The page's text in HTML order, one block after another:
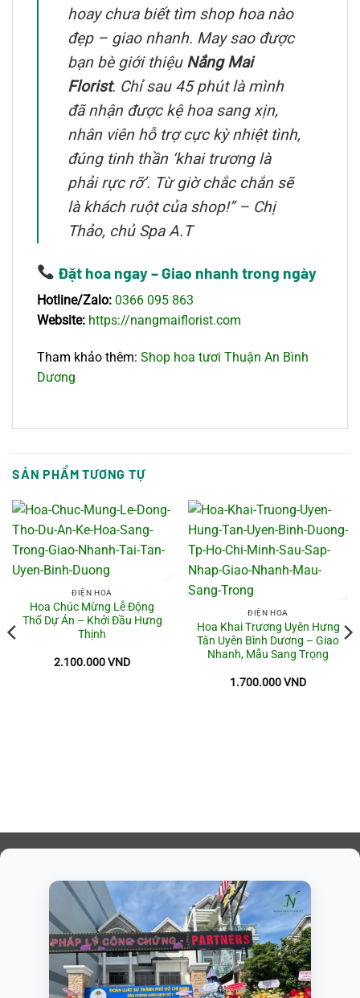
hoay chưa biết tìm shop hoa nào
đẹp – giao nhanh. May sao được
bạn bè giới thiệu Nắng Mai
Florist. Chỉ sau 45 phút là mình
đã nhận được kệ hoa sang xịn,
nhân viên hỗ trợ cực kỳ nhiệt tình,
đúng tinh thần ‘khai trương là
phải rực rỡ’. Từ giờ chắc chắn sẽ
là khách ruột của shop!” – Chị
Thảo, chủ Spa A.T
Đặt hoa ngay – Giao nhanh trong ngày
Hotline/Zalo: 0366 095 863
Website: https://nangmaiflorist.com
Tham khảo thêm: Shop hoa tươi Thuận An Bình
Dương
SẢN PHẨM TƯƠNG TỰ
ĐIỆN HOA
Hoa Chúc Mừng Lễ Động
Thổ Dự Án – Khởi Đầu Hưng
Thịnh
2.100.000VND
ĐIỆN HOA
Hoa Khai Trương Uyên Hưng
Tân Uyên Bình Dương – Giao
Nhanh, Mẫu Sang Trọng
1.700.000VND